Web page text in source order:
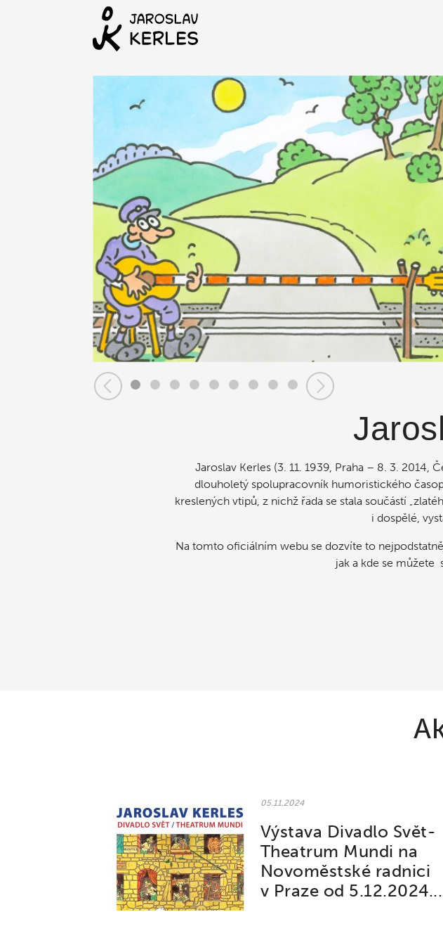
Jaroslav Kerles (3. 11. 1939, Praha – 8. 3. 2014,
dlouholetý spolupracovník humoristického
kreslených vtipů, z nichž řada se stala součástí
i dospělé,
Na tomto oficiálním webu se dozvíte to
jak a kde se můžete
05.11.2024
Výstava Divadlo Svět-
Theatrum Mundi na
Novoměstské radnici
v Praze od 5.12.2024...